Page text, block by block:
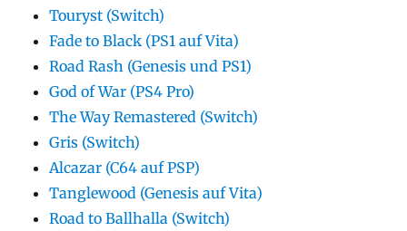
Touryst (Switch)
Fade to Black (PS1 auf Vita)
Road Rash (Genesis und PS1)
God of War (PS4 Pro)
The Way Remastered (Switch)
Gris (Switch)
Alcazar (C64 auf PSP)
Tanglewood (Genesis auf Vita)
Road to Ballhalla (Switch)